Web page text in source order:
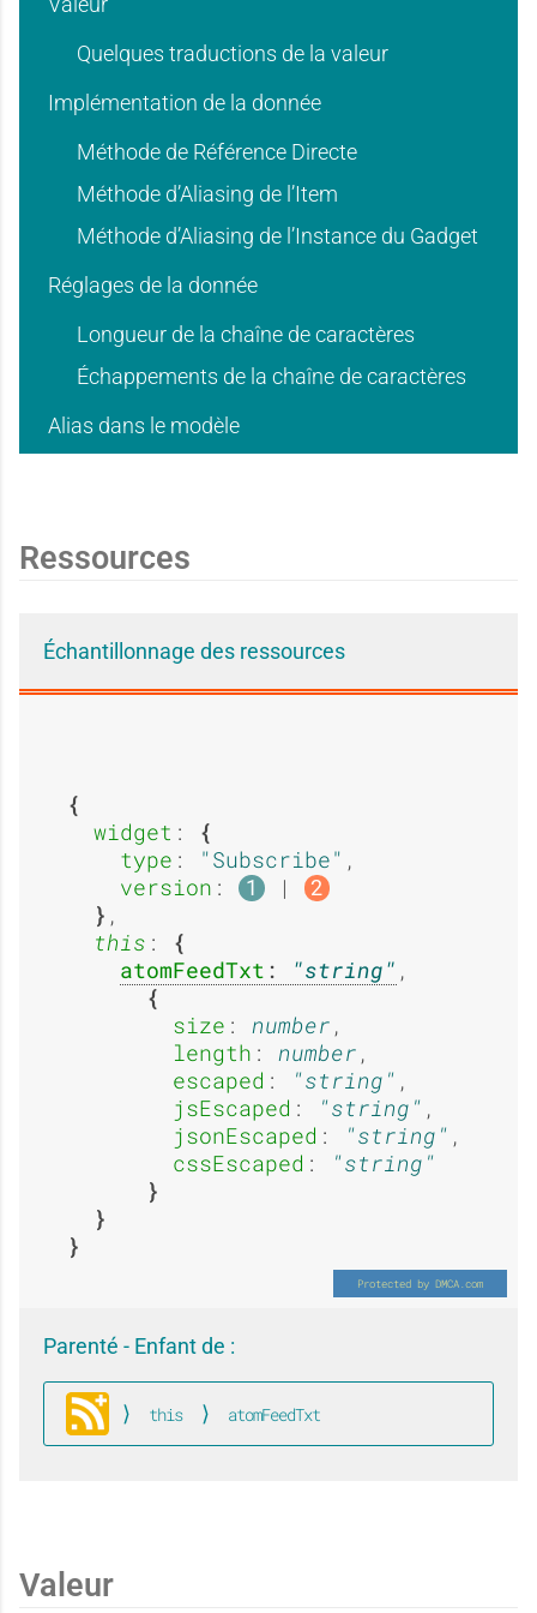
'
u
s
a
g
e
A
b
a
d
o
'
s
a
e
x
p
é
r
i
d
'
u
a
g
e
:
A
u
c
u
'
u
g
:
E
x
p
é
Quelques traductions de la valeur
Implémentation de la donnée
Méthode de Référence Directe
Méthode d’Aliasing de l’Item
Méthode d’Aliasing de l’Instance du Gadget
Réglages de la donnée
Longueur de la chaîne de caractères
Échappements de la chaîne de caractères
Alias dans le modèle
Ressources
Échantillonnage des ressources
widget :
type : Subscribe
,
version : 1 | 2
,
this :
atomFeedTxt : string
,
size : number ,
length : number ,
escaped : string
,
jsEscaped : string
,
jsonEscaped : string
,
cssEscaped : string
Parenté - Enfant de :
Subscribe
this atomFeedTxt
Valeur